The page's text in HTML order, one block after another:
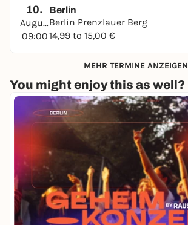
10.
August
09:00
Berlin
Berlin Prenzlauer Berg
14,99 to 15,00 €
MEHR TERMINE ANZEIGEN
You might enjoy this as well?